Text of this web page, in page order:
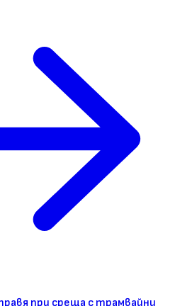
при среща с трамвайни